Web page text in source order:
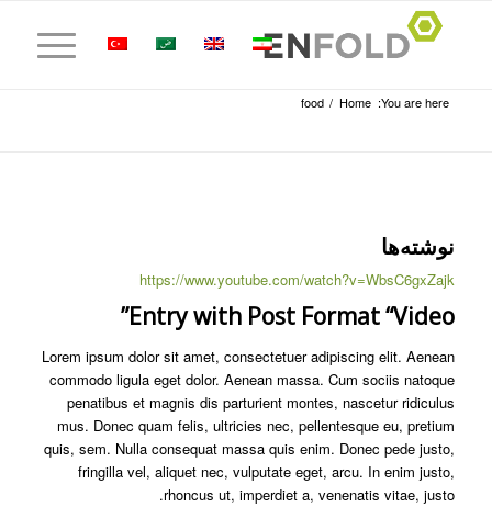
You are here:
Home
/
food
نوشته‌ها
https://www.youtube.com/watch?v=WbsC6gxZajk
Entry with Post Format “Video”
Lorem ipsum dolor sit amet, consectetuer adipiscing elit. Aenean
commodo ligula eget dolor. Aenean massa. Cum sociis natoque
penatibus et magnis dis parturient montes, nascetur ridiculus
mus. Donec quam felis, ultricies nec, pellentesque eu, pretium
quis, sem. Nulla consequat massa quis enim. Donec pede justo,
fringilla vel, aliquet nec, vulputate eget, arcu. In enim justo,
rhoncus ut, imperdiet a, venenatis vitae, justo.